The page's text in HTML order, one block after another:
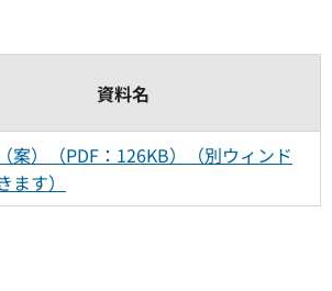
資料名
案）（PDF：126KB）（別ウィンド
ます）